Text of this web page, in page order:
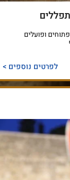
ופועלים
לפרטים נוספים >